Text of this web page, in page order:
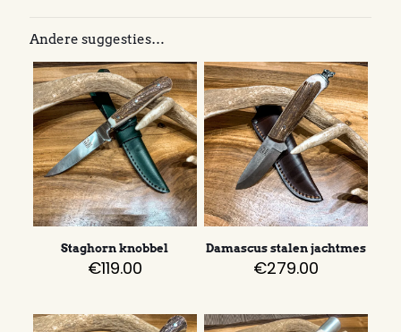
Andere suggesties…
Staghorn knobbel
€119.00
Damascus stalen jachtmes
€279.00